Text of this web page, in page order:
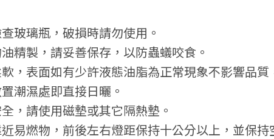
玻璃瓶，破損時請勿使用。
精製，請妥善保存，以防蟲蟻咬食。
，表面如有少許液態油脂為正常現象不影響品質
潮濕處即直接日曬。
，請使用磁墊或其它隔熱墊。
易燃物，前後左右燈距保持十公分以上，並保